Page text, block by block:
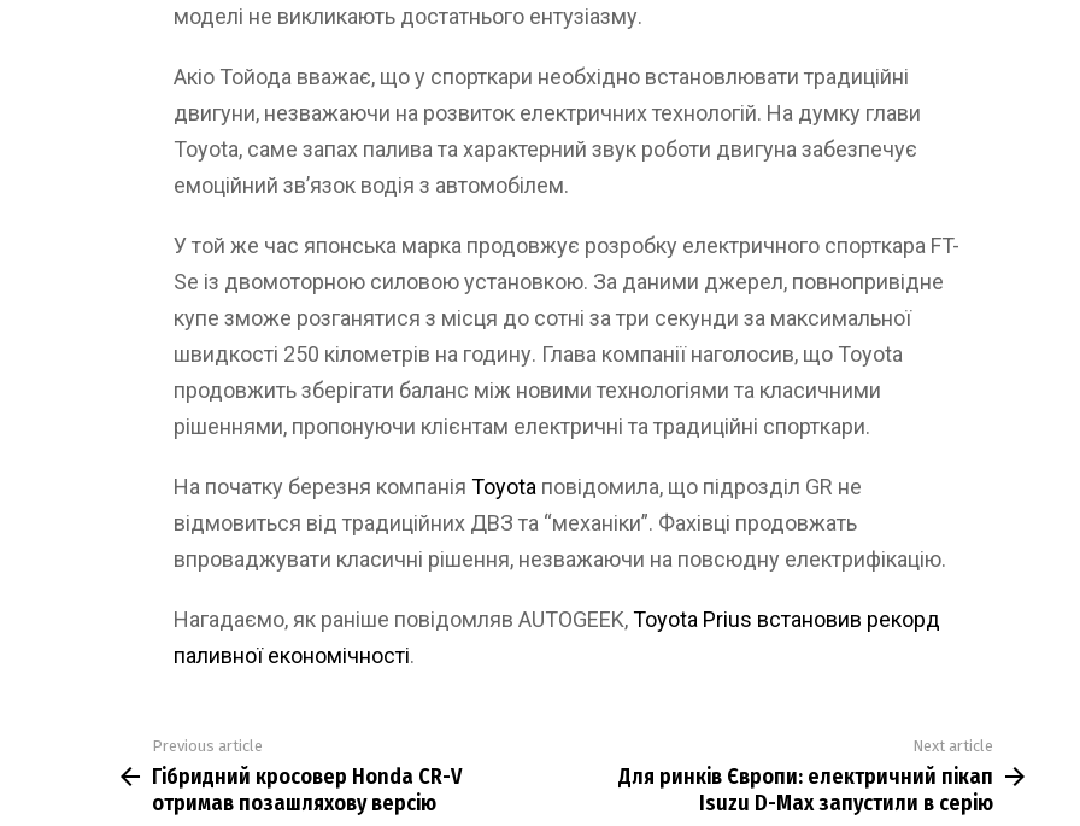
моделі не викликають достатнього ентузіазму.
Акіо Тойода вважає, що у спорткари необхідно встановлювати традиційні
двигуни, незважаючи на розвиток електричних технологій. На думку глави
Toyota, саме запах палива та характерний звук роботи двигуна забезпечує
емоційний зв’язок водія з автомобілем.
У той же час японська марка продовжує розробку електричного спорткара FT-
Se із двомоторною силовою установкою. За даними джерел, повнопривідне
купе зможе розганятися з місця до сотні за три секунди за максимальної
швидкості 250 кілометрів на годину. Глава компанії наголосив, що Toyota
продовжить зберігати баланс між новими технологіями та класичними
рішеннями, пропонуючи клієнтам електричні та традиційні спорткари.
На початку березня компанія Toyota повідомила, що підрозділ GR не
відмовиться від традиційних ДВЗ та “механіки”. Фахівці продовжать
впроваджувати класичні рішення, незважаючи на повсюдну електрифікацію.
Нагадаємо, як раніше повідомляв AUTOGEEK,Toyota Prius встановив рекорд
паливної економічності.
more
Previous article
Гібридний кросовер Honda CR-V
отримав позашляхову версію
Next article
Для ринків Європи: електричний пікап
Isuzu D-Max запустили в серію